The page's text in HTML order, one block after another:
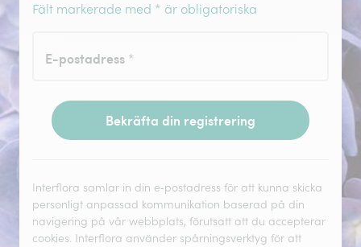
Fält markerade med * är obligatoriska
E-postadress *
Bekräfta din registrering
Interflora samlar in din e‑postadress för att kunna skicka
personligt anpassad kommunikation baserad på din
navigering på vår webbplats, förutsatt att du accepterar
cookies. Interflora använder spårningsverktyg för att